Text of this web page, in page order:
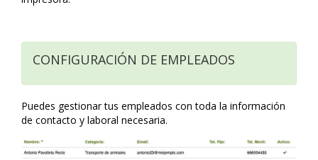
CONFIGURACIÓN DE EMPLEADOS
Puedes gestionar tus empleados con toda la información
de contacto y laboral necesaria.